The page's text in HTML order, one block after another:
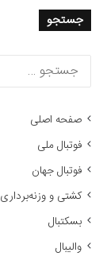
جستجو
صفحه اصلی
فوتبال ملی
فوتبال جهان
کشتی و وزنه‌برداری
بسکتبال
والیبال